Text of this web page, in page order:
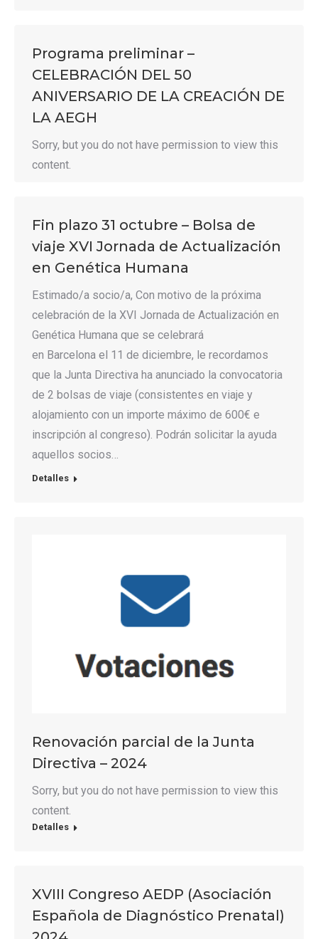
Programa preliminar –
CELEBRACIÓN DEL 50
ANIVERSARIO DE LA CREACIÓN DE
LA AEGH
Sorry, but you do not have permission to view this
content.
Fin plazo 31 octubre – Bolsa de
viaje XVI Jornada de Actualización
en Genética Humana
Estimado/a socio/a, Con motivo de la próxima
celebración de la XVI Jornada de Actualización en
Genética Humana que se celebrará
en Barcelona el 11 de diciembre, le recordamos
que la Junta Directiva ha anunciado la convocatoria
de 2 bolsas de viaje (consistentes en viaje y
alojamiento con un importe máximo de 600€ e
inscripción al congreso). Podrán solicitar la ayuda
aquellos socios…
Detalles
Renovación parcial de la Junta
Directiva – 2024
Sorry, but you do not have permission to view this
content.
Detalles
XVIII Congreso AEDP (Asociación
Española de Diagnóstico Prenatal)